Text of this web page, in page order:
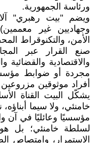
ورئاسة الجمهورية.
ويضم "بيت رهبري"
وجهاديين غير
الأمن، والتكنوقراط
صنع القرار عبر
والاقتصادية والقضائية
مجردة أو ضوابط
أفراد موثوقين
يشكّل البيت القناة
خامنئي، ولا سيما
مؤسسيًا وعائليًا في آن
لسلطة خامنئي؛ بل
الاستمرار، وامتصاص